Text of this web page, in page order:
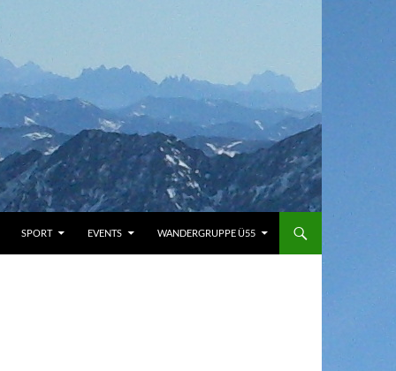
SPORT EVENTS WANDERGRUPPE Ü55